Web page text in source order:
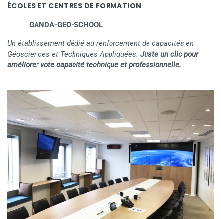
ÉCOLES ET CENTRES DE FORMATION
GANDA-GEO-SCHOOL
Un établissement dédié au renforcement de capacités en
Géosciences et Techniques Appliquées. Juste un clic pour
améliorer vote capacité technique et professionnelle.